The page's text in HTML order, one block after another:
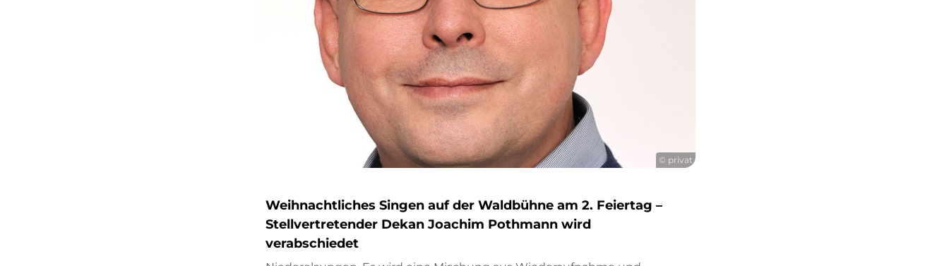
© privat
Weihnachtliches Singen auf der Waldbühne am 2. Feiertag –
Stellvertretender Dekan Joachim Pothmann wird
verabschiedet